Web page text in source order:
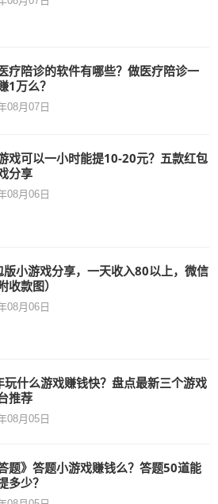
疗陪诊的软件有哪些？做医疗陪诊一
1万么？
08月07日
戏可以一小时能提10-20元？五款红包
分享
08月06日
版小游戏分享，一天收入80以上，微信
收款图）
08月06日
什么游戏赚钱快？盘点最新三个游戏
推荐
08月05日
题》答题小游戏赚钱么？答题50道能
多少？